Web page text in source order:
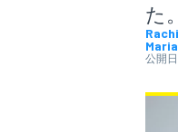
た。
公開